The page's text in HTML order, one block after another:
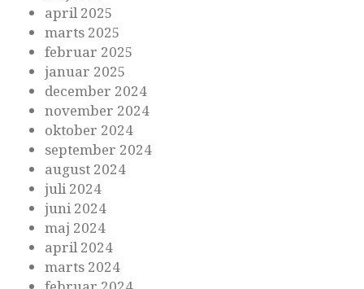
april 2025
marts 2025
februar 2025
januar 2025
december 2024
november 2024
oktober 2024
september 2024
august 2024
juli 2024
juni 2024
maj 2024
april 2024
marts 2024